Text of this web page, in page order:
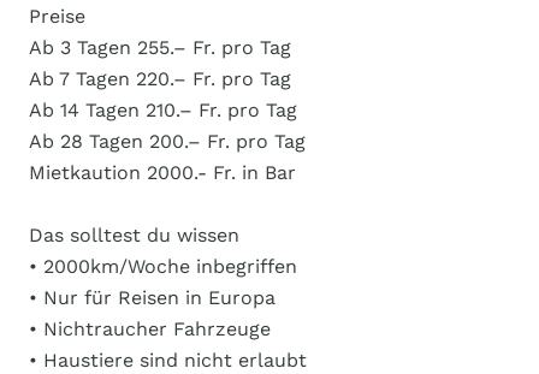
Preise
Ab 3 Tagen 255.– Fr. pro Tag
Ab 7 Tagen 220.– Fr. pro Tag
Ab 14 Tagen 210.– Fr. pro Tag
Ab 28 Tagen 200.– Fr. pro Tag
Mietkaution 2000.- Fr. in Bar
Das solltest du wissen
• 2000km/Woche inbegriffen
• Nur für Reisen in Europa
• Nichtraucher Fahrzeuge
• Haustiere sind nicht erlaubt